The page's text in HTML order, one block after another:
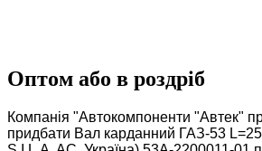
Оптом або в роздріб
Компанія "Автокомпоненти "Автек"
придбати Вал карданний ГАЗ-53